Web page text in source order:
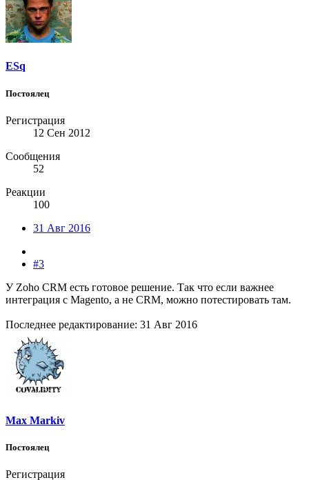
ESq
Постоялец
Регистрация
12 Сен 2012
Сообщения
52
Реакции
100
31 Авг 2016
#3
У Zoho CRМ есть готовое решение. Так что если важнее
интеграция с Magento, а не CRM, можно потестировать там.
Последнее редактирование: 31 Авг 2016
Max Markiv
Постоялец
Регистрация